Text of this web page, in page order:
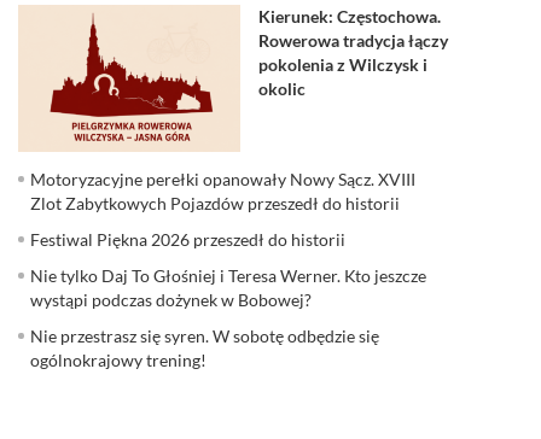
Kierunek: Częstochowa.
Rowerowa tradycja łączy
pokolenia z Wilczysk i
okolic
Motoryzacyjne perełki opanowały Nowy Sącz. XVIII
Zlot Zabytkowych Pojazdów przeszedł do historii
Festiwal Piękna 2026 przeszedł do historii
Nie tylko Daj To Głośniej i Teresa Werner. Kto jeszcze
wystąpi podczas dożynek w Bobowej?
Nie przestrasz się syren. W sobotę odbędzie się
ogólnokrajowy trening!